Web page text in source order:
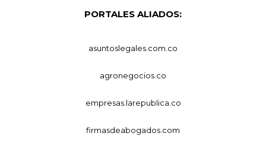
PORTALES ALIADOS:
asuntoslegales.com.co
agronegocios.co
empresas.larepublica.co
firmasdeabogados.com